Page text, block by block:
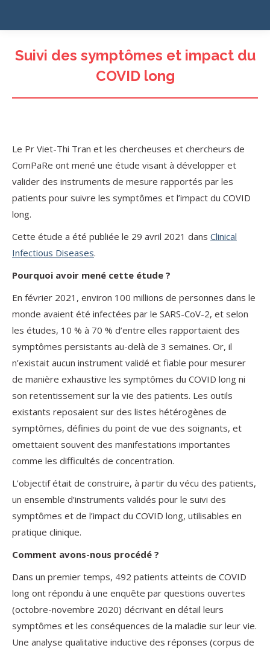
Suivi des symptômes et impact du
COVID long
Le Pr Viet-Thi Tran et les chercheuses et chercheurs de
ComPaRe ont mené une étude visant à développer et
valider des instruments de mesure rapportés par les
patients pour suivre les symptômes et l’impact du COVID
long.
Cette étude a été publiée le 29 avril 2021 dans Clinical
Infectious Diseases.
Pourquoi avoir mené cette étude ?
En février 2021, environ 100 millions de personnes dans le
monde avaient été infectées par le SARS-CoV-2, et selon
les études, 10 % à 70 % d’entre elles rapportaient des
symptômes persistants au-delà de 3 semaines. Or, il
n’existait aucun instrument validé et fiable pour mesurer
de manière exhaustive les symptômes du COVID long ni
son retentissement sur la vie des patients. Les outils
existants reposaient sur des listes hétérogènes de
symptômes, définies du point de vue des soignants, et
omettaient souvent des manifestations importantes
comme les difficultés de concentration.
L’objectif était de construire, à partir du vécu des patients,
un ensemble d’instruments validés pour le suivi des
symptômes et de l’impact du COVID long, utilisables en
pratique clinique.
Comment avons-nous procédé ?
Dans un premier temps, 492 patients atteints de COVID
long ont répondu à une enquête par questions ouvertes
(octobre-novembre 2020) décrivant en détail leurs
symptômes et les conséquences de la maladie sur leur vie.
Une analyse qualitative inductive des réponses (corpus de